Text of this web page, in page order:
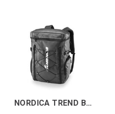
NORDICA TREND BACKBAG Svart/Vit